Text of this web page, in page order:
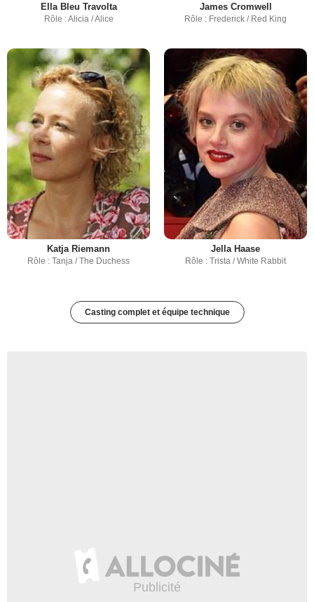
Ella Bleu Travolta
Rôle : Alicia / Alice
James Cromwell
Rôle : Frederick / Red King
Katja Riemann
Rôle : Tanja / The Duchess
Jella Haase
Rôle : Trista / White Rabbit
Casting complet et équipe technique